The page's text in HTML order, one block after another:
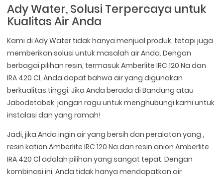
Ady Water, Solusi Terpercaya untuk
Kualitas Air Anda
Kami di Ady Water tidak hanya menjual produk, tetapi juga
memberikan solusi untuk masalah air Anda. Dengan
berbagai pilihan resin, termasuk Amberlite IRC 120 Na dan
IRA 420 Cl, Anda dapat bahwa air yang digunakan
berkualitas tinggi. Jika Anda berada di Bandung atau
Jabodetabek, jangan ragu untuk menghubungi kami untuk
instalasi dan yang ramah!
Jadi, jika Anda ingin air yang bersih dan peralatan yang ,
resin kation Amberlite IRC 120 Na dan resin anion Amberlite
IRA 420 Cl adalah pilihan yang sangat tepat. Dengan
kombinasi ini, Anda tidak hanya mendapatkan air